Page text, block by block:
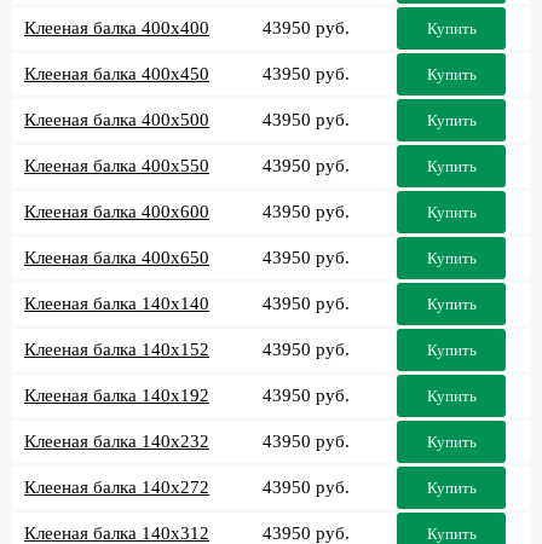
Клееная балка 400x400 43950 руб. Купить
Клееная балка 400x450 43950 руб. Купить
Клееная балка 400x500 43950 руб. Купить
Клееная балка 400x550 43950 руб. Купить
Клееная балка 400x600 43950 руб. Купить
Клееная балка 400x650 43950 руб. Купить
Клееная балка 140x140 43950 руб. Купить
Клееная балка 140x152 43950 руб. Купить
Клееная балка 140x192 43950 руб. Купить
Клееная балка 140x232 43950 руб. Купить
Клееная балка 140x272 43950 руб. Купить
Клееная балка 140x312 43950 руб. Купить